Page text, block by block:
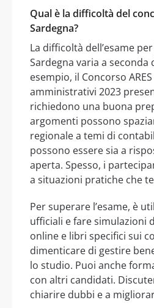
Qual è la difficoltà del
Sardegna?
La difficoltà dell’esame
Sardegna varia a seconda
esempio, il Concorso
amministrativi 2023
richiedono una buona
argomenti possono
regionale a temi di
possono essere sia a
aperta. Spesso, i
a situazioni pratiche che
Per superare l’esame, è
ufficiali e fare simulazioni
online e libri specifici sui
dimenticare di gestire
lo studio. Puoi anche
con altri candidati.
chiarire dubbi e a